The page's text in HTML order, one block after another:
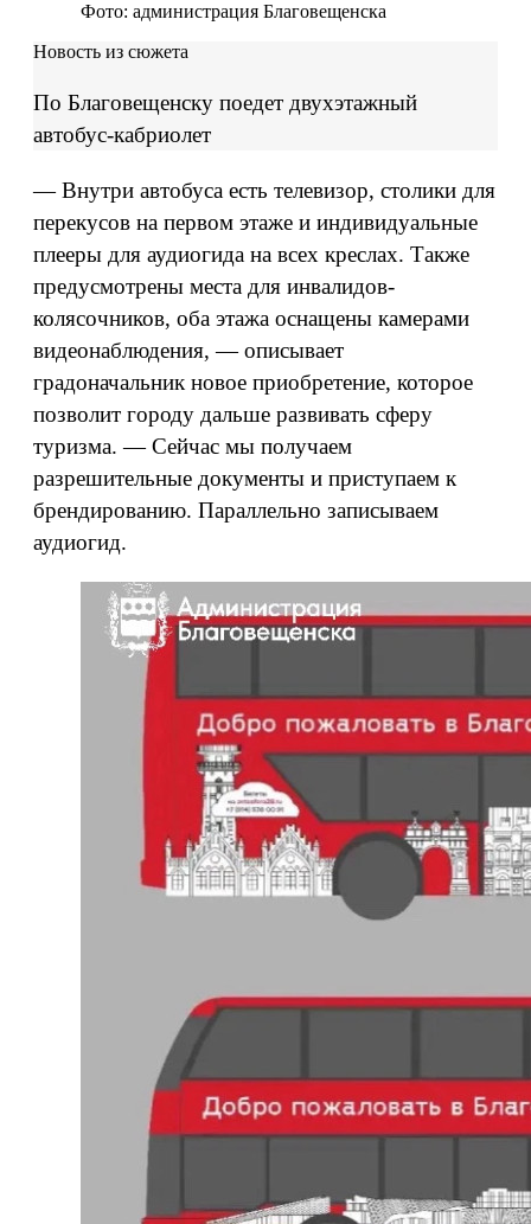
Фото: администрация Благовещенска
Новость из сюжета
По Благовещенску поедет двухэтажный
автобус-кабриолет
— Внутри автобуса есть телевизор, столики для
перекусов на первом этаже и индивидуальные
плееры для аудиогида на всех креслах. Также
предусмотрены места для инвалидов-
колясочников, оба этажа оснащены камерами
видеонаблюдения, — описывает
градоначальник новое приобретение, которое
позволит городу дальше развивать сферу
туризма. — Сейчас мы получаем
разрешительные документы и приступаем к
брендированию. Параллельно записываем
аудиогид.